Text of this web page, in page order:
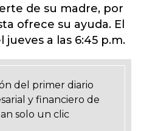
de su madre, por
ofrece su ayuda. El
a las 6:45 p.m.
del primer diario
y financiero de
solo un clic